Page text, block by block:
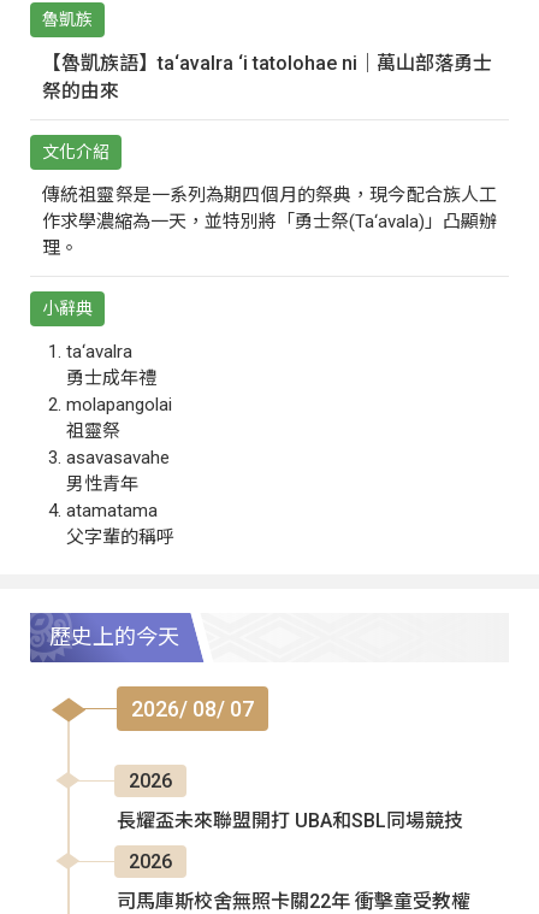
魯凱族
【魯凱族語】ta‘avalra ‘i tatolohae ni｜萬山部落勇士
祭的由來
文化介紹
傳統祖靈祭是一系列為期四個月的祭典，現今配合族人工
作求學濃縮為一天，並特別將「勇士祭(Ta‘avala)」凸顯辦
理。
小辭典
ta‘avalra
勇士成年禮
molapangolai
祖靈祭
asavasavahe
男性青年
atamatama
父字輩的稱呼
歷史上的今天
2026/ 08/ 07
2026
長耀盃未來聯盟開打 UBA和SBL同場競技
2026
司馬庫斯校舍無照卡關22年 衝擊童受教權